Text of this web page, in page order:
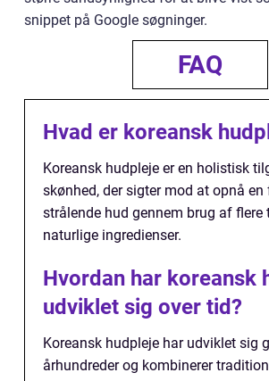
snippet på Google søgninger.
FAQ
Hvad er koreansk
Koreansk hudpleje er en holistisk
skønhed, der sigter mod at opnå
strålende hud gennem brug af flere
naturlige ingredienser.
Hvordan har koreansk
udviklet sig over tid?
Koreansk hudpleje har udviklet sig
århundreder og kombinerer